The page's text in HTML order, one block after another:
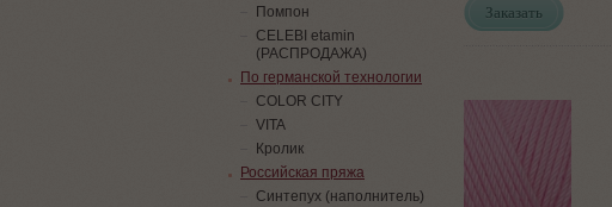
Заказать
Помпон
СELEBI etamin
(РАСПРОДАЖА)
По германской технологии
COLOR CITY
VITA
Кролик
Российская пряжа
Синтепух (наполнитель)